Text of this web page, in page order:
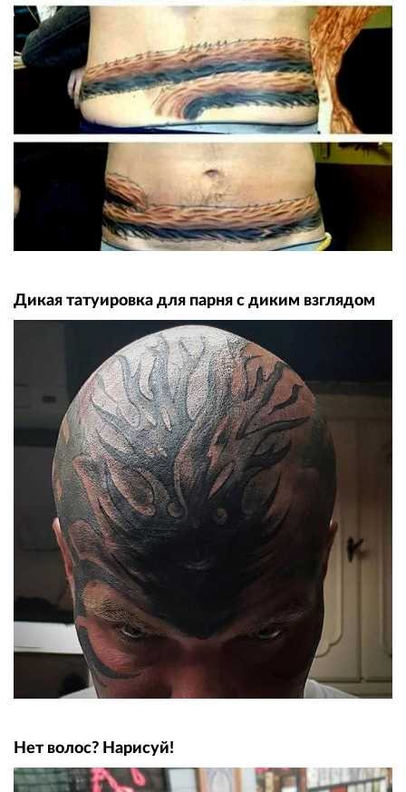
Дикая татуировка для парня с диким взглядом
Нет волос? Нарисуй!